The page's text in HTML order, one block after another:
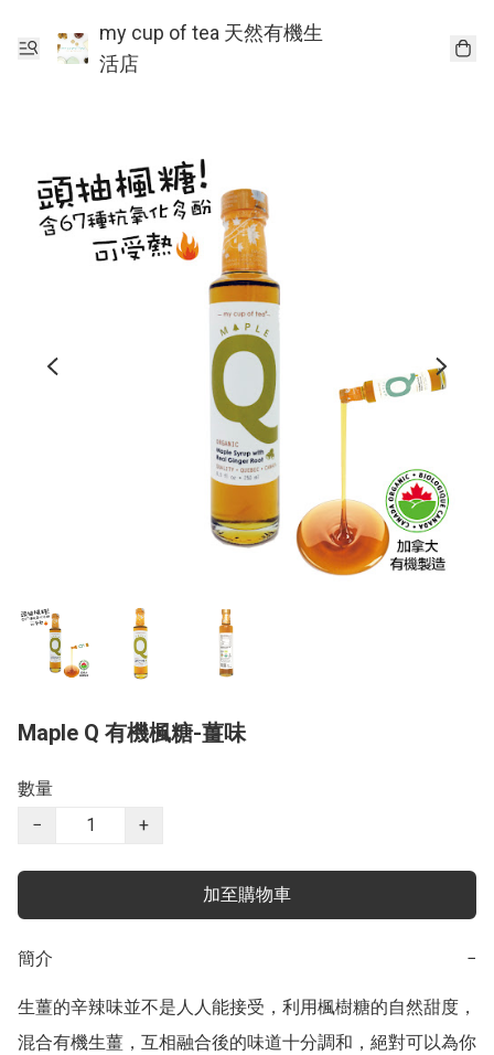
my cup of tea 天然有機生
活店
Maple Q 有機楓糖-薑味
數量
−
+
加至購物車
簡介 −
生薑的辛辣味並不是人人能接受，利用楓樹糖的自然甜度，
混合有機生薑，互相融合後的味道十分調和，絕對可以為你